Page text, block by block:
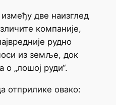
две наизглед
компаније,
рудно
из земље, док
„лошој руди“.
отприлике овако: